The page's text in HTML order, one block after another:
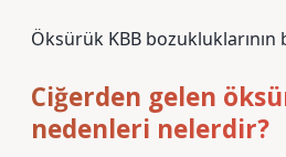
Öksürük KBB
Ciğerden gelen
nedenleri nelerdir?